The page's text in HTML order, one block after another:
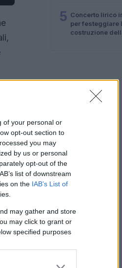
of your personal or
opt-out section to
you may
by us or personal
opt-out of the
list of downstream
on the IAB’s List of
may gather and store
may click to grant or
specified purposes
5 Concerto lirico
per festeggiare
costruzione